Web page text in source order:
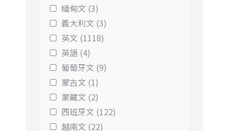
緬甸文 (3)
義大利文 (3)
英文 (1118)
英語 (4)
葡萄牙文 (9)
蒙古文 (1)
蒙藏文 (2)
西班牙文 (122)
越南文 (22)